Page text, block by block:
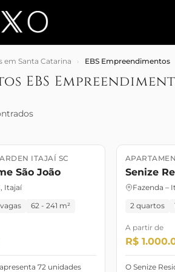
em Santa Catarina › EBS Empreendimentos
EBS
2030 ITAJAÍ SC
São João
Itajaí
vagas 62 - 241 m²
72 unidades
Lançamento
Senize
Fazenda –
2 quartos
A partir de
R$
O Senize